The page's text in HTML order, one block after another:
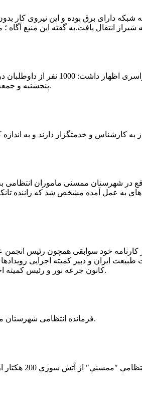
شبکه دارای برق بوده و این نیروی کار
شهرام رحمانی سرپرست دانشگاه
پنجشنبه و جمعه با آرامش کامل وفضای مناسب در این مرکز دانشگاهی به رقابت پرداختند.
در شهرستان ممسنی ماموران
در بررسی‌های به عمل آمده مشخص شد که
خود سوابقی همچون رئیس
ایران و دبیر کمیته اجرایی
کانون جرعه نور و رئیس کمیته اجرایی اولین دوره مسابقات ملی و فناوری جام پایتخت طبیعت ایران را دارد.
فرمانده انتظامی شهرستان ممسنی از کشف بیش از 37 کیلوگرم تریاک در یک خودروی ام وی ام خبر داد.